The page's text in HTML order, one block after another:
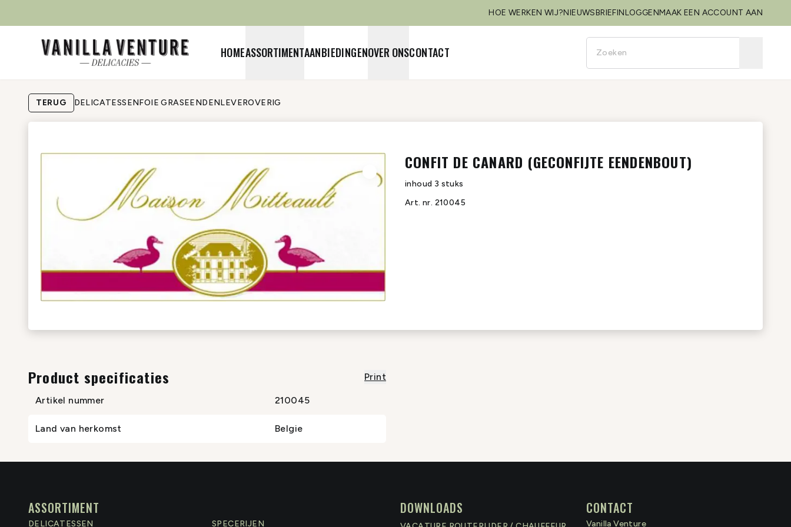
HOE WERKEN WIJ?NIEUWSBRIEFINLOGGENMAAK EEN ACCOUNT AAN
HOMEASSORTIMENTAANBIEDINGENOVER ONSCONTACT
TERUG DELICATESSENFOIE GRASEENDENLEVEROVERIG
CONFIT DE CANARD (GECONFIJTE EENDENBOUT)
inhoud 3 stuks
Art. nr. 210045
Product specificaties Print
Artikel nummer 210045
Land van herkomst Belgie
ASSORTIMENT
DELICATESSEN SPECERIJEN
DOWNLOADS CONTACT
Vanilla Venture